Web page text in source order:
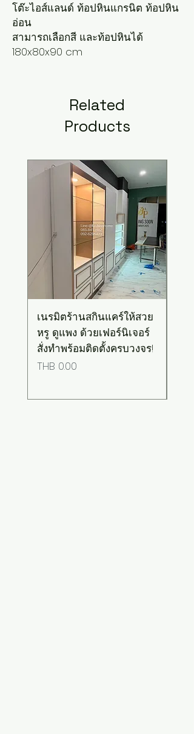
โต๊ะไอส์แลนด์ ท้อปหินแกรนิต ท้อปหิน
อ่อน
สามารถเลือกสี และท้อปหินได้
180x80x90 cm
Related
Products
เนรมิตร้านสกินแคร์ให้สวย
หรู ดูแพง ด้วยเฟอร์นิเจอร์
สั่งทำพร้อมติดตั้งครบวงจร!
Price
THB 0.00